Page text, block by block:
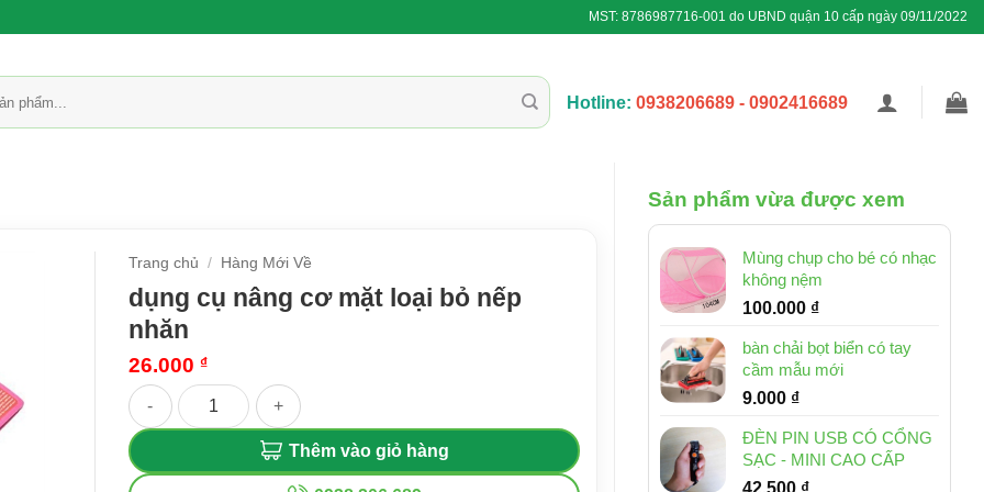
MST: 8786987716-001 do UBND quận 10 cấp ngày 09/11/2022
Hotline: 0938206689 - 0902416689
Sản phẩm vừa được xem
Mùng chụp cho bé có nhạc
không nệm
100.000 ₫
bàn chải bọt biển có tay
cầm mẫu mới
9.000 ₫
ĐÈN PIN USB CÓ CỔNG
SẠC - MINI CAO CẤP
42.500 ₫
Trang chủ / Hàng Mới Về
dụng cụ nâng cơ mặt loại bỏ nếp
nhăn
26.000 ₫
dụng cụ nâng cơ mặt loại bỏ nếp nhăn số lượng
Thêm vào giỏ hàng